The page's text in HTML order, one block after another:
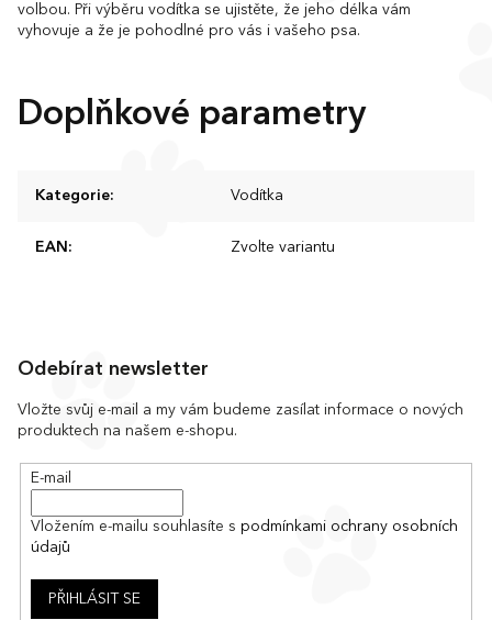
volbou. Při výběru vodítka se ujistěte, že jeho délka vám
vyhovuje a že je pohodlné pro vás i vašeho psa.
Doplňkové parametry
Kategorie: Vodítka
EAN : Zvolte variantu
Odebírat newsletter
Vložte svůj e-mail a my vám budeme zasílat informace o nových
produktech na našem e-shopu.
E-mail
Vložením e-mailu souhlasíte s podmínkami ochrany osobních
údajů
PŘIHLÁSIT SE